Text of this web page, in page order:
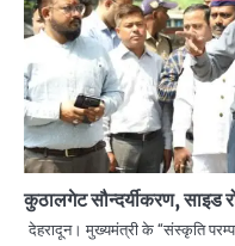
कुठालगेट सौन्दर्यीकरण, साइड
देहरादून। मुख्यमंत्री के ‘‘संस्कृति